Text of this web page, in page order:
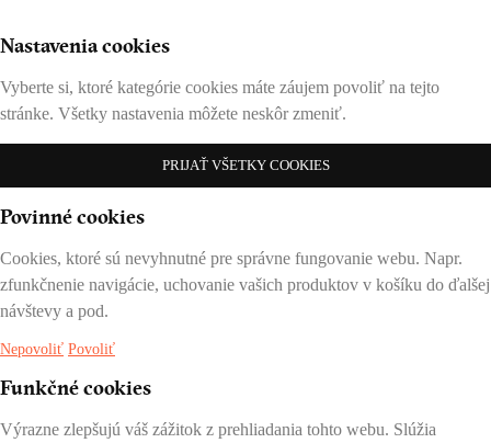
Nastavenia cookies
Vyberte si, ktoré kategórie cookies máte záujem povoliť na tejto
stránke. Všetky nastavenia môžete neskôr zmeniť.
PRIJAŤ VŠETKY COOKIES
Povinné cookies
Cookies, ktoré sú nevyhnutné pre správne fungovanie webu. Napr.
zfunkčnenie navigácie, uchovanie vašich produktov v košíku do ďalšej
návštevy a pod.
Nepovoliť Povoliť
Funkčné cookies
Výrazne zlepšujú váš zážitok z prehliadania tohto webu. Slúžia